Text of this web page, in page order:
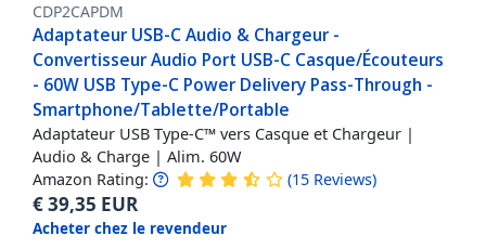
CDP2CAPDM
Adaptateur USB-C Audio & Chargeur -
Convertisseur Audio Port USB-C Casque/Écouteurs
- 60W USB Type-C Power Delivery Pass-Through -
Smartphone/Tablette/Portable
Adaptateur USB Type-C™ vers Casque et Chargeur |
Audio & Charge | Alim. 60W
Amazon Rating: (15 Reviews)
€39,35 EUR
Acheter chez le revendeur